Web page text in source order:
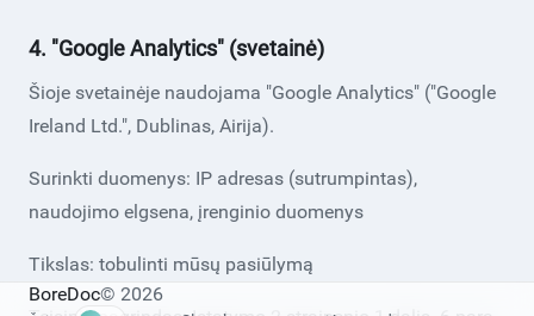
4. "Google Analytics" (svetainė)
Šioje svetainėje naudojama "Google Analytics" ("Google
Ireland Ltd.", Dublinas, Airija).
Surinkti duomenys: IP adresas (sutrumpintas),
naudojimo elgsena, įrenginio duomenys
Tikslas: tobulinti mūsų pasiūlymą
BoreDoc© 2026